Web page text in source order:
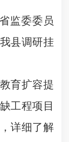
监委委员
县调研挂
育扩容提
工程项目
详细了解